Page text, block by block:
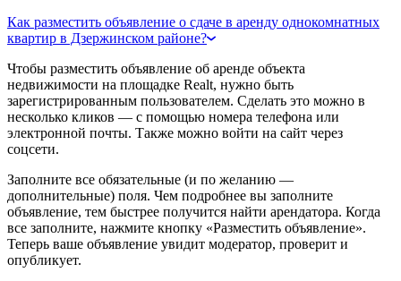
Как разместить объявление о сдаче в аренду однокомнатных
квартир в Дзержинском районе?
Чтобы разместить объявление об аренде объекта
недвижимости на площадке Realt, нужно быть
зарегистрированным пользователем. Сделать это можно в
несколько кликов — с помощью номера телефона или
электронной почты. Также можно войти на сайт через
соцсети.
Заполните все обязательные (и по желанию —
дополнительные) поля. Чем подробнее вы заполните
объявление, тем быстрее получится найти арендатора. Когда
все заполните, нажмите кнопку «Разместить объявление».
Теперь ваше объявление увидит модератор, проверит и
опубликует.